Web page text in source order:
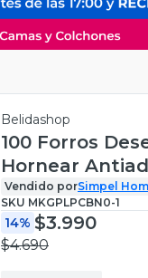
Belidashop
100 Forros
Hornear
Fryer Beige
Vendido porSimpel
SKU MKGPLPCBN0-1
14% $3.990
$4.690